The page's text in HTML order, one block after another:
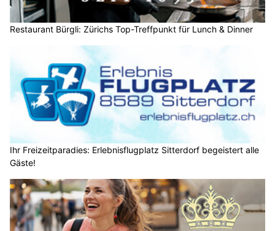
Restaurant Bürgli: Zürichs Top-Treffpunkt für Lunch & Dinner
Ihr Freizeitparadies: Erlebnisflugplatz Sitterdorf begeistert alle
Gäste!